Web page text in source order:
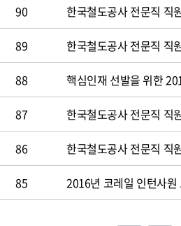
90 한국철도공사 전문직 직
89 한국철도공사 전문직 직
88 핵심인재 선발을 위한
87 한국철도공사 전문직 직
86 한국철도공사 전문직 직
85 2016년 코레일 인턴사원